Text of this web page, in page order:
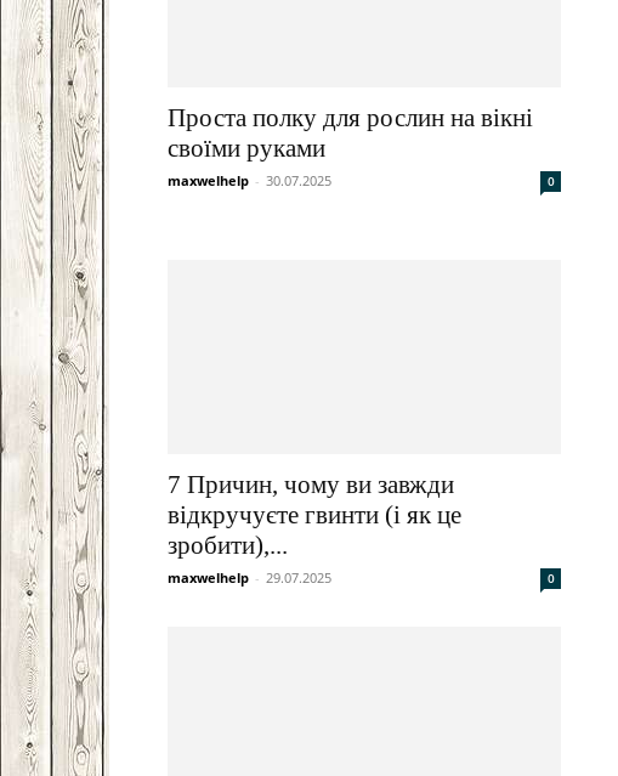
Проста полку для рослин на вікні
своїми руками
maxwelhelp - 30.07.2025 0
7 Причин, чому ви завжди
відкручуєте гвинти (і як це
зробити),...
maxwelhelp - 29.07.2025 0